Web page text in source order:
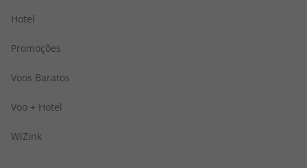
Hotel
Promoções
Voos Baratos
Voo + Hotel
WiZink